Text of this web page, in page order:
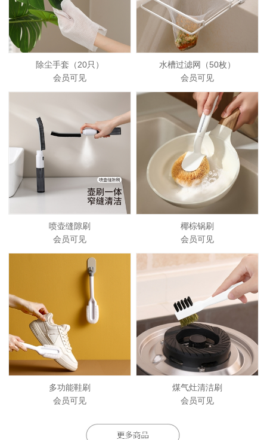
除尘手套（20只）
会员可见
水槽过滤网（50枚）
会员可见
喷壶缝隙刷
会员可见
椰棕锅刷
会员可见
多功能鞋刷
会员可见
煤气灶清洁刷
会员可见